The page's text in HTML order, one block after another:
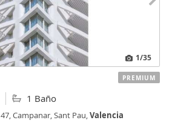
1/35
1 Baño
47, Campanar, Sant Pau,Valencia
PREMIUM